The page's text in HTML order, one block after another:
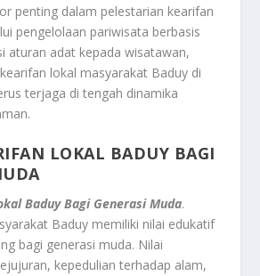
penting dalam pelestarian kearifan
pengelolaan pariwisata berbasis
aturan adat kepada wisatawan,
lokal masyarakat Baduy di
terjaga di tengah dinamika
LOKAL BADUY BAGI
Baduy Bagi Generasi Muda.
Baduy memiliki nilai edukatif
bagi generasi muda. Nilai
kepedulian terhadap alam,